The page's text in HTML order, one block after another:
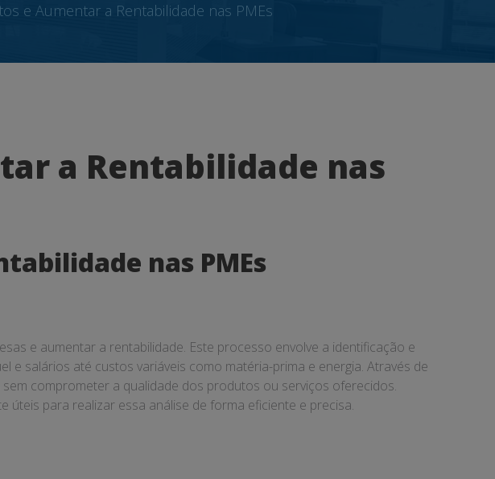
e Aumentar a Rentabilidade nas PMEs
a Rentabilidade nas
nas PMEs
e aumentar a rentabilidade. Este processo envolve a identificação e
salários até custos variáveis como matéria-prima e energia. Através de
comprometer a qualidade dos produtos ou serviços oferecidos.
para realizar essa análise de forma eficiente e precisa.